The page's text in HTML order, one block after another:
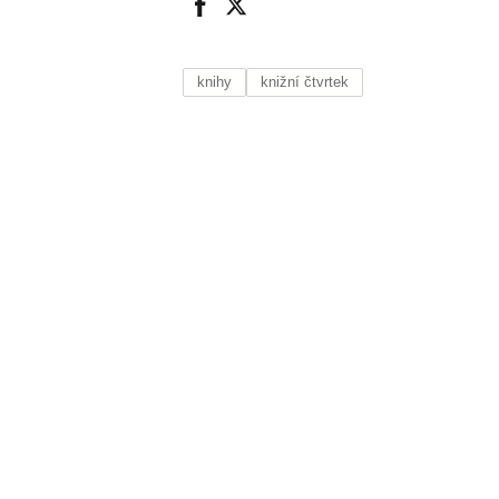
knihy knižní čtvrtek